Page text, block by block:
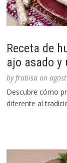
Receta de
ajo asado y
byfrabisa on
Descubre cómo
diferente al